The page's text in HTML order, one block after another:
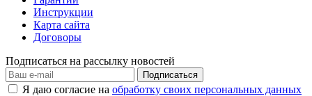
Инструкции
Карта сайта
Договоры
Подписаться на рассылку новостей
Подписаться
Я даю согласие на обработку своих персональных данных